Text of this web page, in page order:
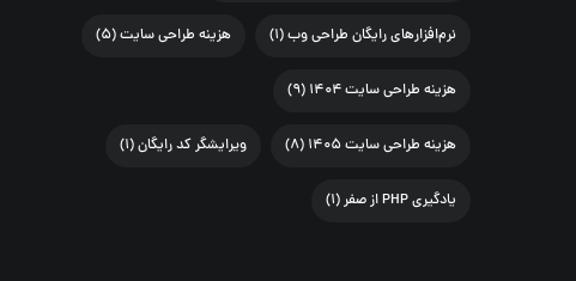
نرم‌افزارهای رایگان طراحی وب(۱) هزینه طراحی سایت(۵)
هزینه طراحی سایت ۱۴۰۴ (۹)
هزینه طراحی سایت ۱۴۰۵ (۸) ویرایشگر کد رایگان(۱)
یادگیری PHP از صفر (۱)